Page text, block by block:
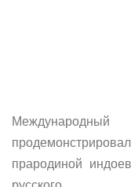
прародиной